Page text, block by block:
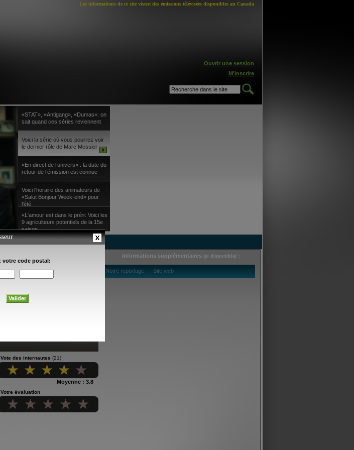
Les informations de ce site visent des émissions télévisées disponibles au Canada
Ouvrir une session
M'inscrire
«STAT», «Antigang», «Dumas»: on
sait quand ces séries reviennent
Voici la série où vous pourrez voir
le dernier rôle de Marc Messier
«En direct de l’univers» : la date du
retour de l’émission est connue
Voici l'horaire des animateurs de
«Salut Bonjour Week-end» pour
l'été
«L'amour est dans le pré»: Voici les
9 agriculteurs potentiels de la 15e
saison
Informations supplémentaires (si disponible) :
Notre reportage Site web
Vote des internautes (21)
Moyenne : 3.8
Votre évaluation